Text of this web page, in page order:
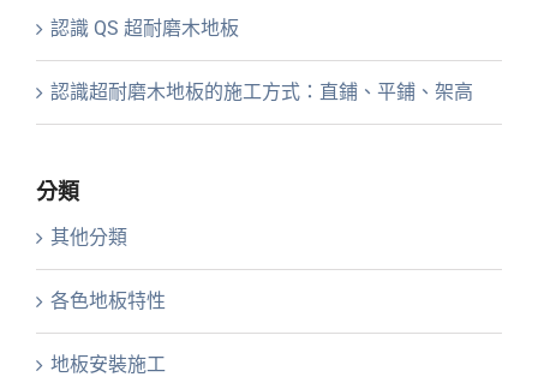
認識 QS 超耐磨木地板
認識超耐磨木地板的施工方式：直鋪、平鋪、架高
分類
其他分類
各色地板特性
地板安裝施工